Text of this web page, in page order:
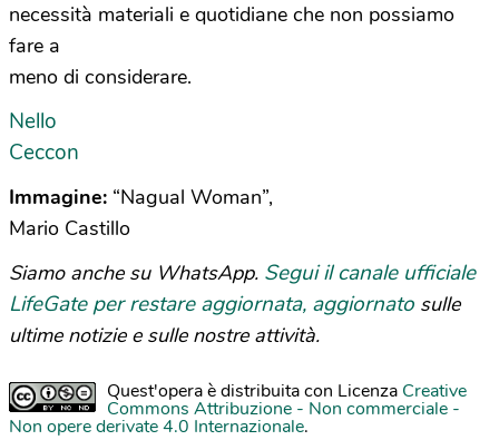
necessità materiali e quotidiane che non possiamo
fare a
meno di considerare.
Nello
Ceccon
Immagine: “Nagual Woman”,
Mario Castillo
Siamo anche su WhatsApp. Segui il canale ufficiale
LifeGate per restare aggiornata, aggiornato sulle
ultime notizie e sulle nostre attività.
Quest'opera è distribuita con Licenza Creative
Commons Attribuzione - Non commerciale -
Non opere derivate 4.0 Internazionale.